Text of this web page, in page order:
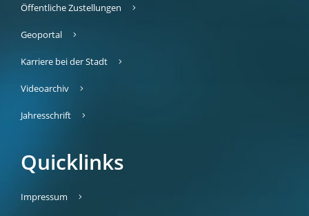
Öffentliche Zustellungen
Geoportal
Karriere bei der Stadt
Videoarchiv
Jahresschrift
Quicklinks
Impressum